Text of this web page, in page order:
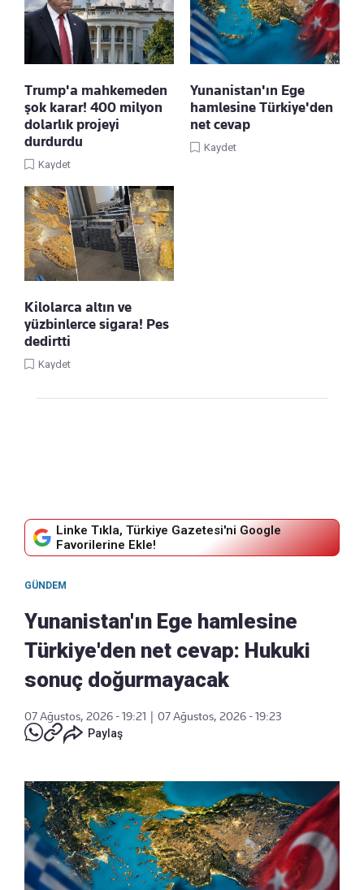
Trump'a mahkemeden
şok karar! 400 milyon
dolarlık projeyi
durdurdu
Kaydet
Yunanistan'ın Ege
hamlesine Türkiye'den
net cevap
Kaydet
Kilolarca altın ve
yüzbinlerce sigara! Pes
dedirtti
Kaydet
Linke Tıkla, Türkiye Gazetesi'ni Google
Favorilerine Ekle!
GÜNDEM
Yunanistan'ın Ege hamlesine
Türkiye'den net cevap: Hukuki
sonuç doğurmayacak
07 Ağustos, 2026 - 19:21
07 Ağustos, 2026 - 19:23
Paylaş